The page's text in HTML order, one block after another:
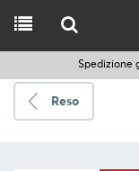
Spedire
Spedizione
Reso